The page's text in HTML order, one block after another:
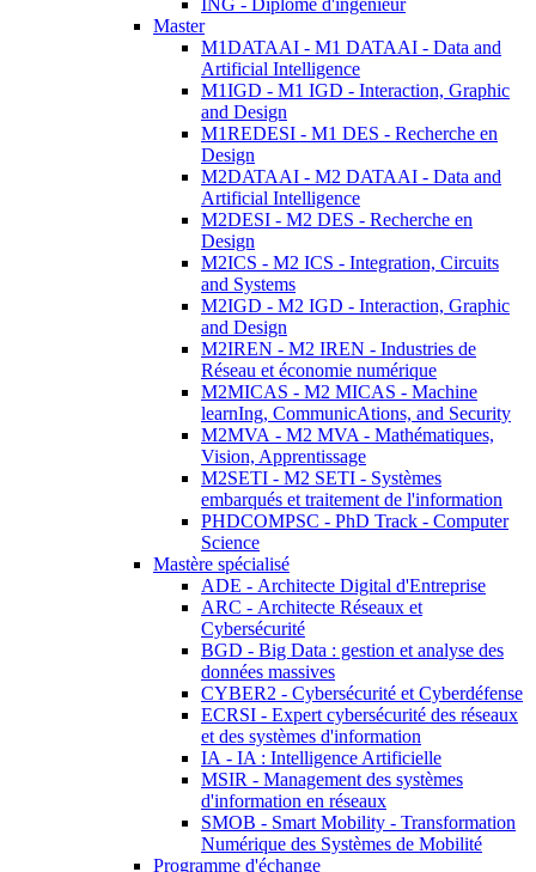
ING - Diplôme d'ingénieur
Master
M1DATAAI - M1 DATAAI - Data and
Artificial Intelligence
M1IGD - M1 IGD - Interaction, Graphic
and Design
M1REDESI - M1 DES - Recherche en
Design
M2DATAAI - M2 DATAAI - Data and
Artificial Intelligence
M2DESI - M2 DES - Recherche en
Design
M2ICS - M2 ICS - Integration, Circuits
and Systems
M2IGD - M2 IGD - Interaction, Graphic
and Design
M2IREN - M2 IREN - Industries de
Réseau et économie numérique
M2MICAS - M2 MICAS - Machine
learnIng, CommunicAtions, and Security
M2MVA - M2 MVA - Mathématiques,
Vision, Apprentissage
M2SETI - M2 SETI - Systèmes
embarqués et traitement de l'information
PHDCOMPSC - PhD Track - Computer
Science
Mastère spécialisé
ADE - Architecte Digital d'Entreprise
ARC - Architecte Réseaux et
Cybersécurité
BGD - Big Data : gestion et analyse des
données massives
CYBER2 - Cybersécurité et Cyberdéfense
ECRSI - Expert cybersécurité des réseaux
et des systèmes d'information
IA - IA : Intelligence Artificielle
MSIR - Management des systèmes
d'information en réseaux
SMOB - Smart Mobility - Transformation
Numérique des Systèmes de Mobilité
Programme d'échange